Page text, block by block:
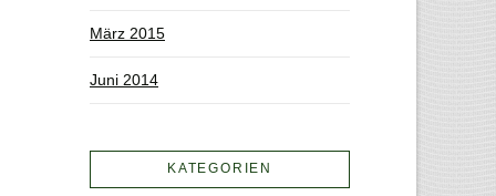
März 2015
Juni 2014
KATEGORIEN